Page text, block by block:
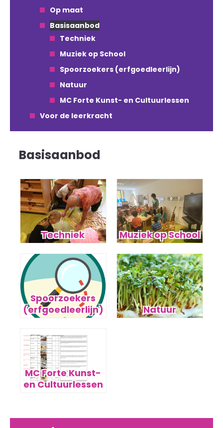
Op maat
Basisaanbod
Techniek
Muziek op School
Spoorzoekers (erfgoedleerlijn)
Natuur
MC Forte Kunst- en Cultuurlessen
Voor de leerkracht
Basisaanbod
Techniek Muziek op School
Spoorzoekers
(erfgoedleerlijn)
Natuur
MC Forte Kunst-
en Cultuurlessen